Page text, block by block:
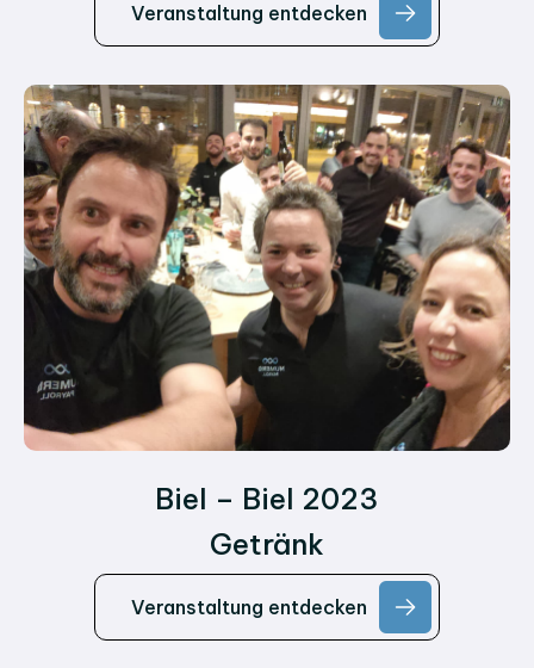
Veranstaltung entdecken
Biel – Biel 2023
Getränk
Veranstaltung entdecken